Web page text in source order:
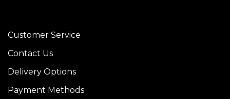
Customer Service
Contact Us
Delivery Options
Payment Methods